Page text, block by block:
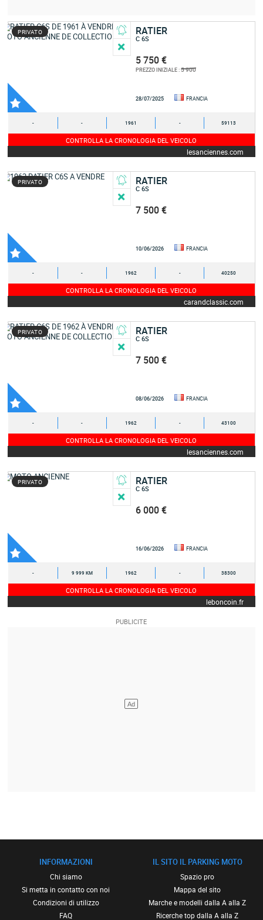
PRIVATO RATIER
C 6S
5 750 €
PREZZO INIZIALE :5 900
28/07/2025 FRANCIA
- - 1961 - 59113
CONTROLLA LA CRONOLOGIA DEL VEICOLO
lesanciennes.com
PRIVATO RATIER
C 6S
7 500 €
10/06/2026 FRANCIA
- - 1962 - 40250
CONTROLLA LA CRONOLOGIA DEL VEICOLO
carandclassic.com
PRIVATO RATIER
C 6S
7 500 €
08/06/2026 FRANCIA
- - 1962 - 43100
CONTROLLA LA CRONOLOGIA DEL VEICOLO
lesanciennes.com
PRIVATO RATIER
C 6S
6 000 €
16/06/2026 FRANCIA
- 9 999 KM 1962 - 38300
CONTROLLA LA CRONOLOGIA DEL VEICOLO
leboncoin.fr
INFORMAZIONI
Chi siamo
Si metta in contatto con noi
Condizioni di utilizzo
FAQ
IL SITO IL PARKING MOTO
Spazio pro
Mappa del sito
Marche e modelli dalla A alla Z
Ricerche top dalla A alla Z